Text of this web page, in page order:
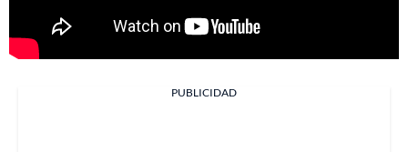
PUBLICIDAD